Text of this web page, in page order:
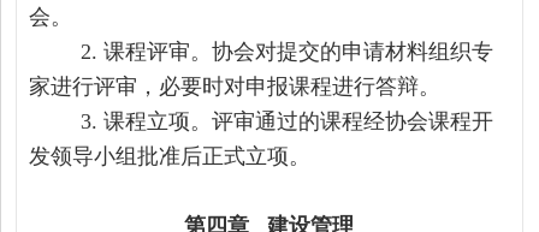
会。
2. 课程评审。协会对提交的申请材料组织专
家进行评审，必要时对申报课程进行答辩。
3. 课程立项。评审通过的课程经协会课程开
发领导小组批准后正式立项。
第四章
建设管理